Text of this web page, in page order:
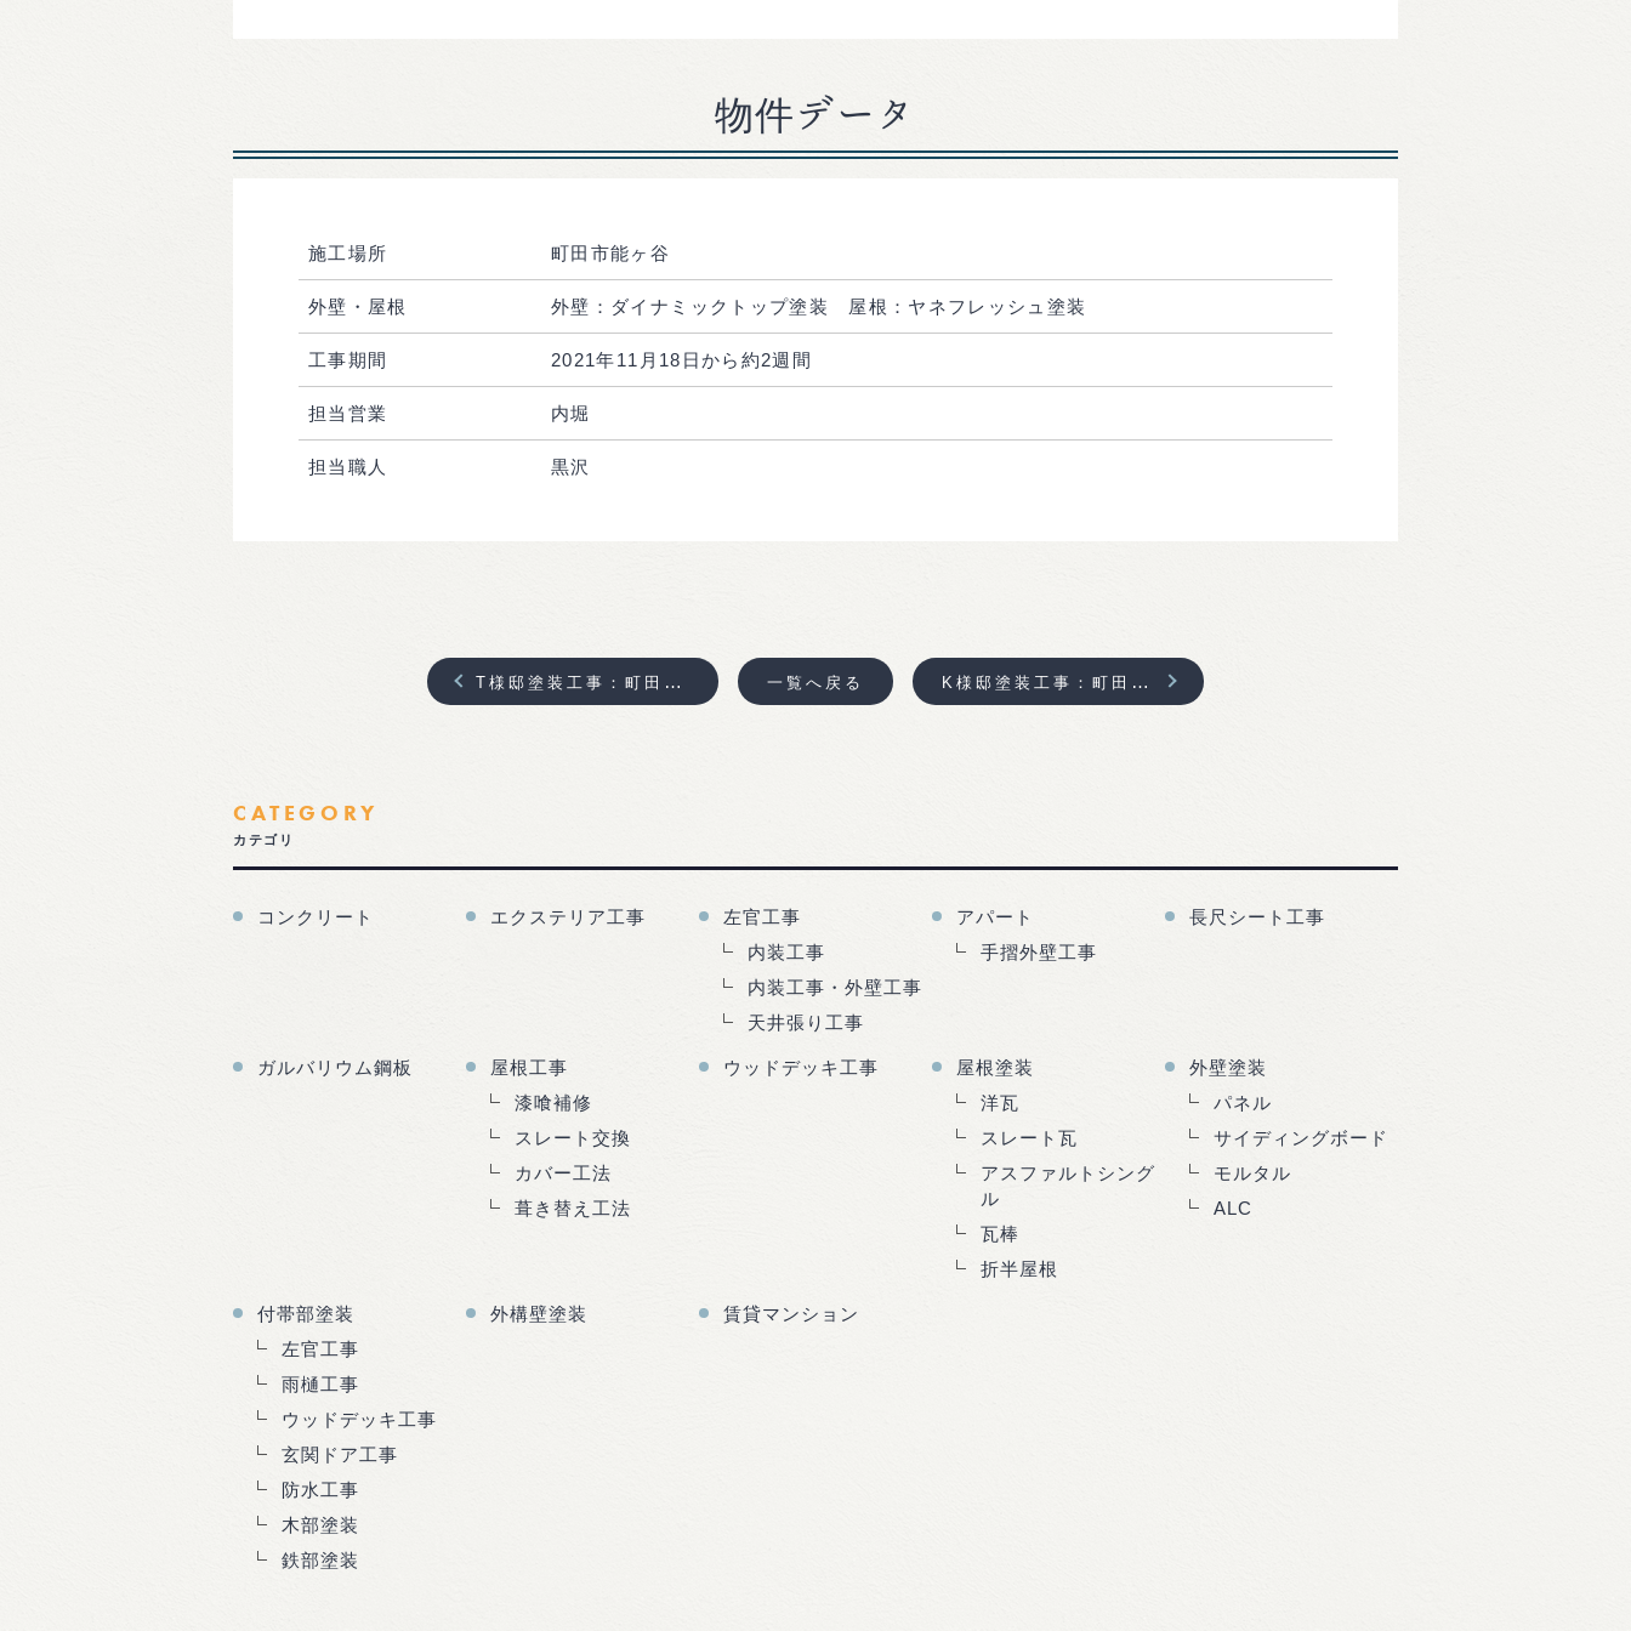
物件データ
施工場所 町田市能ヶ谷
外壁・屋根 外壁：ダイナミックトップ塗装 屋根：ヤネフレッシュ塗装
工事期間 2021年11月18日から約2週間
担当営業 内堀
担当職人 黒沢
T様邸塗装工事：町田市木曽 一覧へ戻る K様邸塗装工事：町田市真光寺
CATEGORY
カテゴリ
コンクリート エクステリア工事
左官工事
内装工事
内装工事・外壁工事
天井張り工事
アパート
手摺外壁工事
長尺シート工事
ガルバリウム鋼板
屋根工事
漆喰補修
スレート交換
カバー工法
葺き替え工法
ウッドデッキ工事
屋根塗装
洋瓦
スレート瓦
アスファルトシング
ル
瓦棒
折半屋根
外壁塗装
パネル
サイディングボード
モルタル
ALC
付帯部塗装
左官工事
雨樋工事
ウッドデッキ工事
玄関ドア工事
防水工事
木部塗装
鉄部塗装
外構壁塗装 賃貸マンション